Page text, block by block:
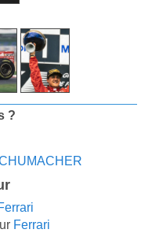
?
Ferrari